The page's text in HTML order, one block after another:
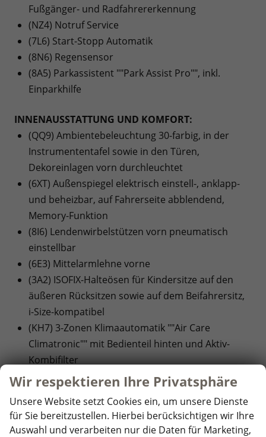
Fußgänger- und Radfahrererkennung
(NZ4) Notruf Service
(7L6) Start-Stopp Automatik
(8N6) Regensensor
(8A5) Parkassistent ""Park Assist Pro"", inkl.
Einparkhilfe
INNENAUSSTATTUNG UND KOMFORT:
(QQ9) Ambientebeleuchtung 30-farbig, in der
Instrumententafel sowie in den Türen,
Dekoreinlagen vorn durchleuchtet
(6XT) Außenspiegel elektrisch einstell-, anklapp-
und beheizbar, auf Fahrerseite abblendend,
Memory-Funktion
(8I6) Lendenwirbelstützen vorn pneumatisch
einstellbar
(6E3) Mittelarmlehne vorne
(3A2) ISOFIX-Halteösen für Kindersitze auf den
äußeren Rücksitzen sowie auf dem Beifahrersitz,
i-Size-kompatibel
(KH7) 3-Zonen Klimaautomatik ""Air Care
Climatronic"" mit Bedienteil hinten und Aktiv-
Kombifilter
(2PT) Multifunktions-Sportlenkrad in Leder,
beheizbar, mit Schaltwippen
(3PU) Vordersitze höheneinstellbar, ergoActive-
Sitz auf der Fahrerseite
Wir respektieren Ihre Privatsphäre
Unsere Website setzt Cookies ein, um unsere Dienste
für Sie bereitzustellen. Hierbei berücksichtigen wir Ihre
Auswahl und verarbeiten nur die Daten für Marketing,